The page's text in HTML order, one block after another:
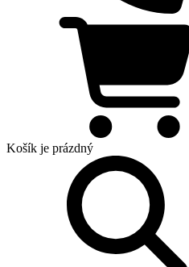
Košík je prázdný